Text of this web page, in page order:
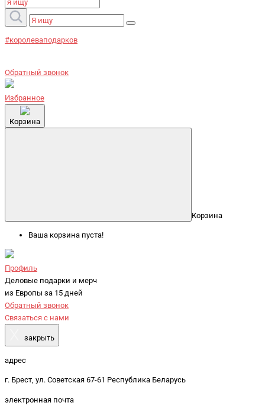
#королеваподарков
Обратный звонок
Избранное
Корзина
Корзина
Ваша корзина пуста!
Профиль
Деловые подарки и мерч
из Европы за 15 дней
Обратный звонок
Связаться с нами
закрыть
адрес
г. Брест, ул. Советская 67-61 Республика Беларусь
электронная почта